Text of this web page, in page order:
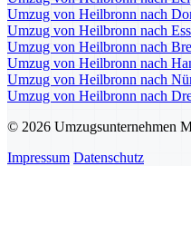
Umzug von Heilbronn nach
Umzug von Heilbronn nach
Umzug von Heilbronn nach
Umzug von Heilbronn nach
Umzug von Heilbronn nach
Umzug von Heilbronn nach
© 2026 Umzugsunternehmen
Impressum Datenschutz